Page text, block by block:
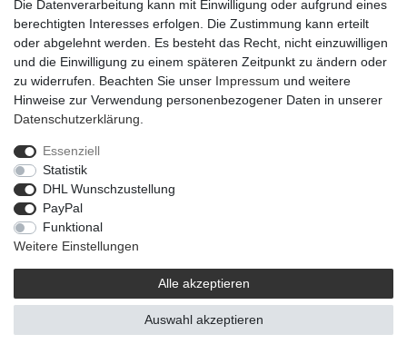
Widerrufs­recht Widerrufs­formular Impressum
Daten­schutz­erklärung Barrierefreiheitserklärung
Die Datenverarbeitung kann mit Einwilligung oder aufgrund eines
berechtigten Interesses erfolgen. Die Zustimmung kann erteilt
oder abgelehnt werden. Es besteht das Recht, nicht einzuwilligen
und die Einwilligung zu einem späteren Zeitpunkt zu ändern oder
zu widerrufen. Beachten Sie unser Impressum und weitere
Hinweise zur Verwendung personenbezogener Daten in unserer
Daten­schutz­erklärung
Essenziell
Statistik
DHL Wunschzustellung
PayPal
Funktional
Weitere Einstellungen
Alle akzeptieren
Auswahl akzeptieren